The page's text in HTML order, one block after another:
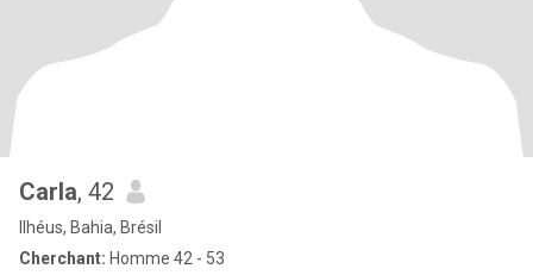
Carla, 42
Ilhéus, Bahia, Brésil
Cherchant: Homme 42 - 53